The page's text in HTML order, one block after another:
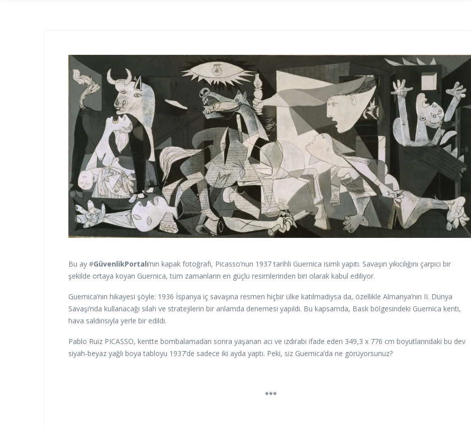
Bu ay #GüvenlikPortalı’nın kapak fotoğrafı, Picasso’nun 1937 tarihli Guernica isimli yapıtı. Savaşın yıkıcılığını çarpıcı bir
şekilde ortaya koyan Guernica, tüm zamanların en güçlü resimlerinden biri olarak kabul ediliyor.
Guernica’nın hikayesi şöyle: 1936 İspanya iç savaşına resmen hiçbir ülke katılmadıysa da, özellikle Almanya’nın II. Dünya
Savaşı’nda kullanacağı silah ve stratejilerin bir anlamda denemesi yapıldı. Bu kapsamda, Bask bölgesindeki Guernica kenti,
hava saldırısıyla yerle bir edildi.
Pablo Ruiz PICASSO, kentte bombalamadan sonra yaşanan acı ve ızdırabı ifade eden 349,3 x 776 cm boyutlarındaki bu dev
siyah-beyaz yağlı boya tabloyu 1937’de sadece iki ayda yaptı. Peki, siz Guernica’da ne görüyorsunuz?
***